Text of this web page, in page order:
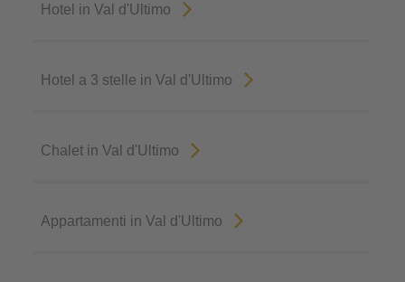
Hotel in Val d'Ultimo
Hotel a 3 stelle in Val d'Ultimo
Chalet in Val d'Ultimo
Appartamenti in Val d'Ultimo